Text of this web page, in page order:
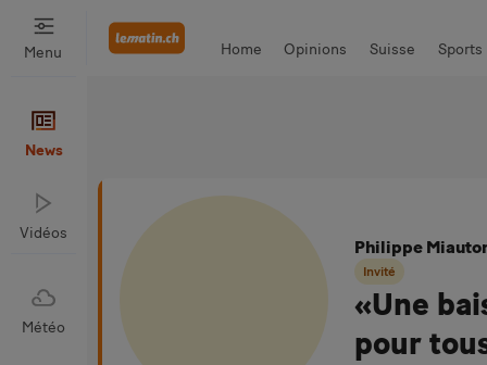
Menu
News
Vidéos
Météo
Home Opinions Suisse Sports
Philippe
Invité
«Une
pour